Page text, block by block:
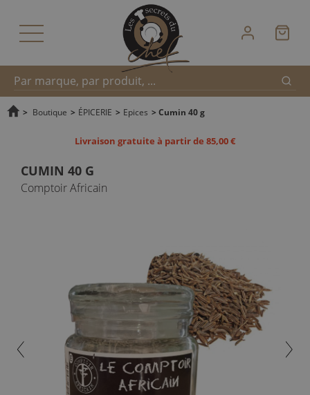
Recherche
> Boutique > ÉPICERIE > Epices > Cumin 40 g
Livraison gratuite à partir de 85,00 €
CUMIN 40 G
Comptoir Africain